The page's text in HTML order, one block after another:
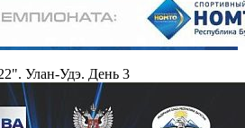
Улан-Удэ. День 3